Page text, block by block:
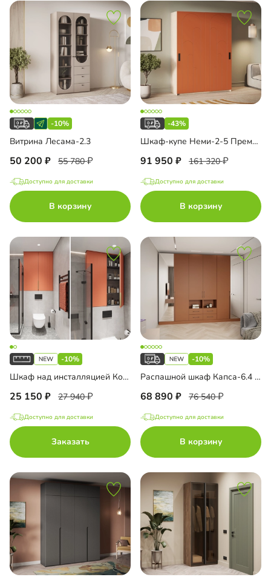
-10%
Витрина Лесама-2.3
50 200 55 780
Доступно для доставки
В корзину
-43%
Шкаф-купе Неми-2-5 Премиум
91 950 161 320
Доступно для доставки
В корзину
-10%
Шкаф над инсталляцией Колланда-1
25 150 27 940
Доступно для доставки
Заказать
-10%
Распашной шкаф Капса-6.4 с зеркалом
68 890 76 540
Доступно для доставки
В корзину